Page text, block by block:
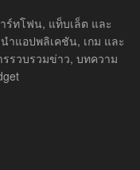
ร์ทโฟน, แท็บเล็ต และ
ำแอปพลิเคชัน, เกม และ
รวบรวมข่าว, บทความ